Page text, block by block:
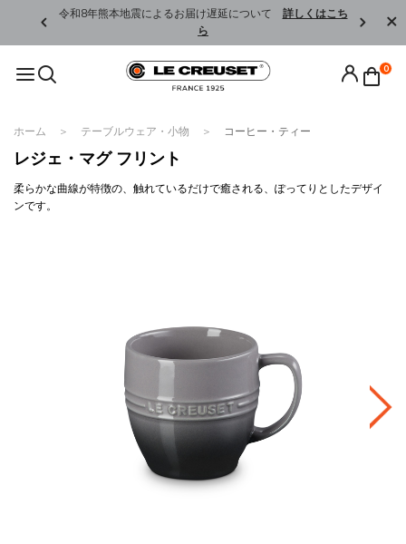
令和8年熊本地震によるお届け遅延について 詳しくはこち
ら
0
ホーム テーブルウェア・小物 コーヒー・ティー
レジェ・マグ フリント
柔らかな曲線が特徴の、触れているだけで癒される、ぽってりとしたデザイ
ンです。